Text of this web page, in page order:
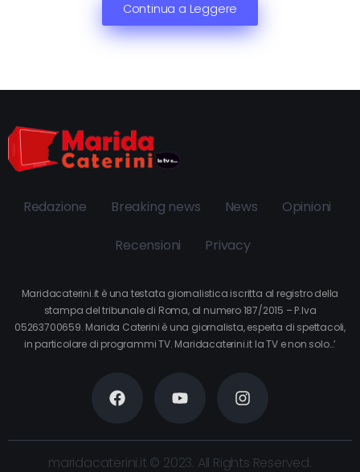
Continua a Leggere
Redazione Breaking news News Opinioni
Recensioni Privacy
Maridacaterini.it è una testata giornalistica iscritta al registro della
stampa del tribunale di Roma, al numero 187/2015 – P.Iva
05263700659. Marida Caterini è una giornalista, esperta di spettacoli,
in particolare di programmi TV. Maridacaterini.it la TV e non solo…’
maridacaterini.it © 2023. All Rights Reserved.